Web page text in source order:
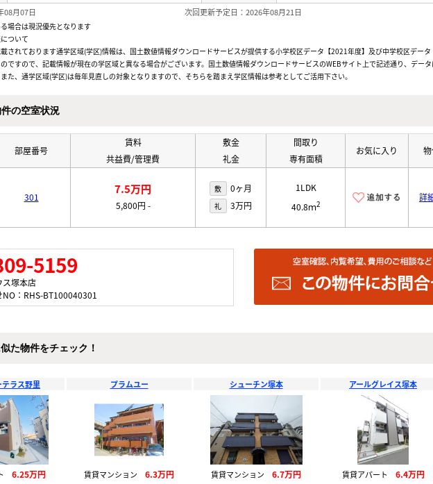
08月07日 次回更新予定日：2026年08月21日
場合は現況優先となります
ついて
されております通学区域(学区)情報は、国土数値情報ダウンロードサービスが提供する小学校区データ【2021年度】及び中学校区デー
ですので、記載情報が現在の学区域と異なる場合がございます。国土数値情報ダウンロードサービスのWEBサイト上で記述通り、デー
た、通学区域(学区)は毎年見直しの対象となりますので、そちらを踏まえ学区情報は参考としてご活用下さい。
の空室状況
部屋番号
賃料
共益費/管理費
敷金
礼金
間取り
専有面積
お気に入り
301
7.5万円
5,800円 -
敷 0ヶ月
礼 3万円
1LDK
40.8ｍ2
詳
5159
ス塚本店
NO：RHS-BT100040301
た物件をチェック！
ラス野里
6.25万円
プラムユー
賃貸マンション 6.3万円
シューチン塚本
賃貸マンション 6.7万円
アールグレイス塚本
賃貸アパート 6.4万円